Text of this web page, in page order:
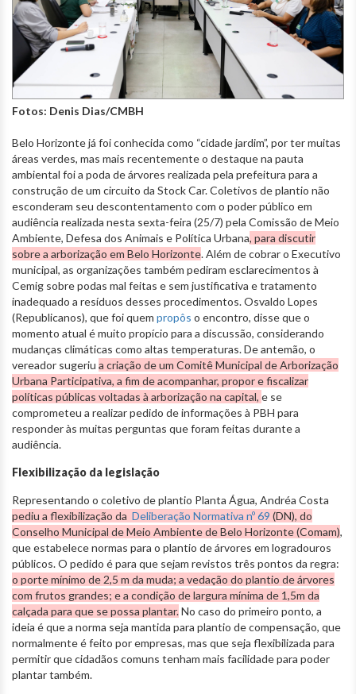
Fotos: Denis Dias/CMBH
Belo Horizonte já foi conhecida como “cidade jardim”, por ter muitas
áreas verdes, mas mais recentemente o destaque na pauta
ambiental foi a poda de árvores realizada pela prefeitura para a
construção de um circuito da Stock Car. Coletivos de plantio não
esconderam seu descontentamento com o poder público em
audiência realizada nesta sexta-feira (25/7) pela Comissão de Meio
Ambiente, Defesa dos Animais e Política Urbana, para discutir
sobre a arborização em Belo Horizonte. Além de cobrar o Executivo
municipal, as organizações também pediram esclarecimentos à
Cemig sobre podas mal feitas e sem justificativa e tratamento
inadequado a resíduos desses procedimentos. Osvaldo Lopes
(Republicanos), que foi quem propôs o encontro, disse que o
momento atual é muito propício para a discussão, considerando
mudanças climáticas como altas temperaturas. De antemão, o
vereador sugeriu a criação de um Comitê Municipal de Arborização
Urbana Participativa, a fim de acompanhar, propor e fiscalizar
políticas públicas voltadas à arborização na capital, e se
comprometeu a realizar pedido de informações à PBH para
responder às muitas perguntas que foram feitas durante a
audiência.
Flexibilização da legislação
Representando o coletivo de plantio Planta Água, Andréa Costa
pediu a flexibilização da Deliberação Normativa nº 69 (DN), do
Conselho Municipal de Meio Ambiente de Belo Horizonte (Comam),
que estabelece normas para o plantio de árvores em logradouros
públicos. O pedido é para que sejam revistos três pontos da regra:
o porte mínimo de 2,5 m da muda; a vedação do plantio de árvores
com frutos grandes; e a condição de largura mínima de 1,5m da
calçada para que se possa plantar.No caso do primeiro ponto, a
ideia é que a norma seja mantida para plantio de compensação, que
normalmente é feito por empresas, mas que seja flexibilizada para
permitir que cidadãos comuns tenham mais facilidade para poder
plantar também.